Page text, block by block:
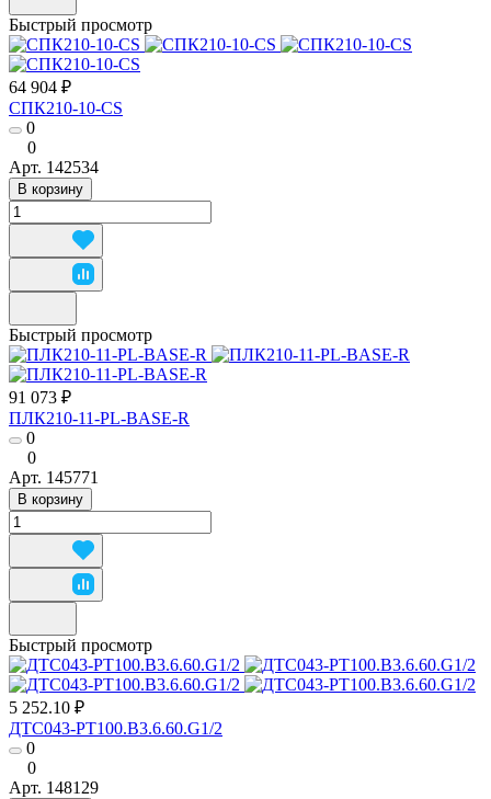
Быстрый просмотр
64 904 ₽
СПК210-10-CS
0
0
Арт. 142534
В корзину
Быстрый просмотр
91 073 ₽
ПЛК210-11-PL-BASE-R
0
0
Арт. 145771
В корзину
Быстрый просмотр
5 252.10 ₽
ДТС043-РТ100.В3.6.60.G1/2
0
0
Арт. 148129